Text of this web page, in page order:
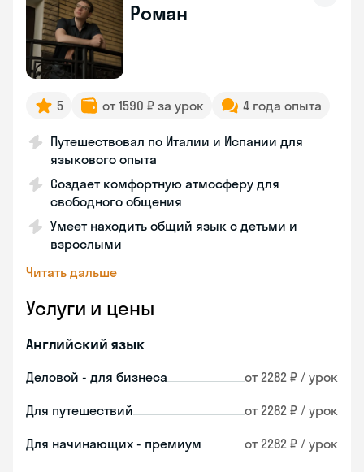
Роман
5 от 1590 ₽ за урок 4 года опыта
Путешествовал по Италии и Испании для
языкового опыта
Создает комфортную атмосферу для
свободного общения
Умеет находить общий язык с детьми и
взрослыми
Читать дальше
Услуги и цены
Английский язык
Деловой - для бизнеса от 2282 ₽ / урок
Для путешествий от 2282 ₽ / урок
Для начинающих - премиум от 2282 ₽ / урок